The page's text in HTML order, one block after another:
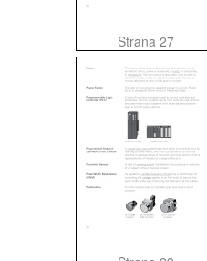
Strana 27